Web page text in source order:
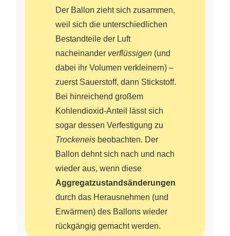
Der Ballon zieht sich zusammen,
weil sich die unterschiedlichen
Bestandteile der Luft
nacheinander verflüssigen (und
dabei ihr Volumen verkleinern) –
zuerst Sauerstoff, dann Stickstoff.
Bei hinreichend großem
Kohlendioxid-Anteil lässt sich
sogar dessen Verfestigung zu
Trockeneis beobachten. Der
Ballon dehnt sich nach und nach
wieder aus, wenn diese
Aggregatzustandsänderungen
durch das Herausnehmen (und
Erwärmen) des Ballons wieder
rückgängig gemacht werden.